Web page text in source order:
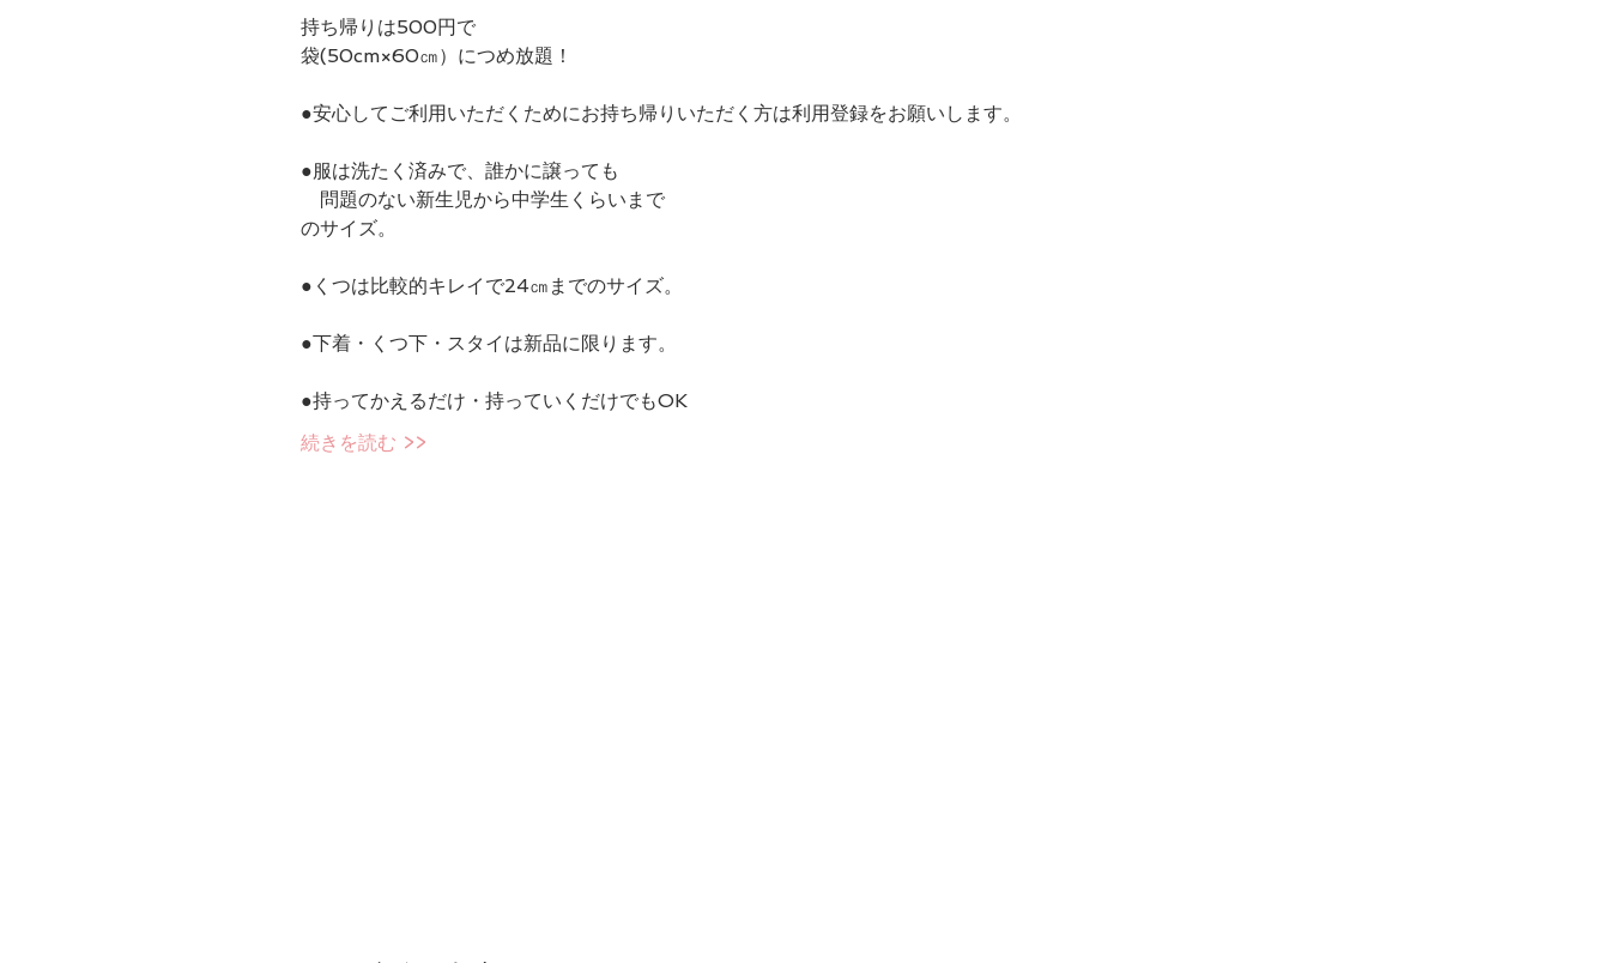
持ち帰りは500円で
袋(50cm×60㎝）につめ放題！
●安心してご利用いただくためにお持ち帰りいただく方は利用登録をお願いします。
●服は洗たく済みで、誰かに譲っても
問題のない新生児から中学生くらいまで
のサイズ。
●くつは比較的キレイで24㎝までのサイズ。
●下着・くつ下・スタイは新品に限ります。
●持ってかえるだけ・持っていくだけでもOK
続きを読む >>